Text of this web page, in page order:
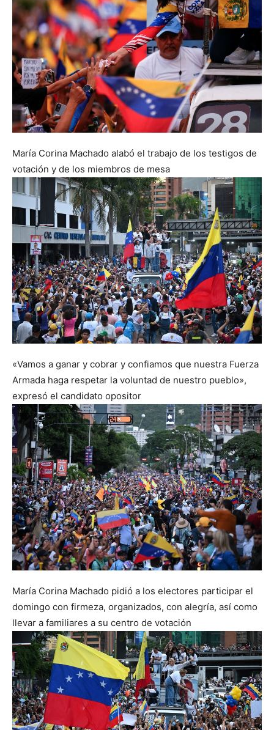
María Corina Machado alabó el trabajo de los testigos de
votación y de los miembros de mesa
«Vamos a ganar y cobrar y confiamos que nuestra Fuerza
Armada haga respetar la voluntad de nuestro pueblo»,
expresó el candidato opositor
María Corina Machado pidió a los electores participar el
domingo con firmeza, organizados, con alegría, así como
llevar a familiares a su centro de votación